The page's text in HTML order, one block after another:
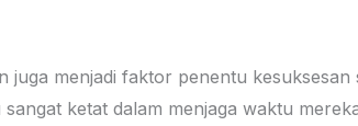
juga menjadi faktor penentu kesuksesan
ketat dalam menjaga waktu